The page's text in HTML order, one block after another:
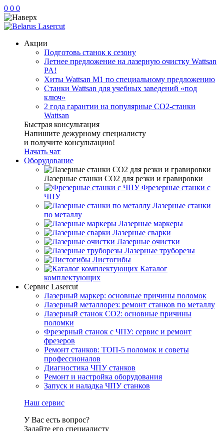
0 0 0
Акции
Подготовь станок к сезону
Летнее предложение на лазерную очистку Wattsan
PA!
Хиты Wattsan M1 по специальному предложению
Станки Wattsan для учебных заведений «под
ключ»
2 года гарантии на популярные CO2-станки
Wattsan
Быстрая консультация
Напишите дежурному специалисту
и получите консультацию!
Начать чат
Оборудование
Лазерные станки CO2 для резки и гравировки
Фрезерные станки с
ЧПУ
Лазерные станки
по металлу
Лазерные маркеры
Лазерные сварки
Лазерные очистки
Лазерные труборезы
Листогибы
Каталог
комплектующих
Сервис Lasercut
Лазерный маркер: основные причины поломок
Лазерный металлорез: ремонт станков по металлу
Лазерный станок СО2: основные причины
поломки
Фрезерный станок с ЧПУ: сервис и ремонт
фрезеров
Ремонт станков: ТОП-5 поломок и советы
профессионалов
Диагностика ЧПУ станков
Ремонт и настройка оборудования
Запуск и наладка ЧПУ станков
Наш сервис
У Вас есть вопрос?
Задайте его специалисту